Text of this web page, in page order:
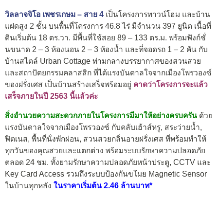
วิลลาจจิโอ เพชรเกษม – สาย 4 เป็นโครงการทาวน์โฮม และบ้าน
แฝดสูง 2 ชั้น บนพื้นที่โครงการ 46.8 ไร่ มีจำนวน 397 ยูนิต เนื้อที่
ดินเริ่มต้น 18 ตร.วา. มีพื้นที่ใช้สอย 89 – 133 ตร.ม. พร้อมฟังก์ชั่
นขนาด 2 – 3 ห้องนอน 2 – 3 ห้องน้ำ และที่จอดรถ 1 – 2 คัน กับ
บ้านสไตล์ Urban Cottage ท่ามกลางบรรยากาศของสวนสวย
และสถาปัตยกรรมคลาสสิก ที่ได้แรงบันดาลใจจากเมืองโพรวองซ์
ของฝรั่งเศส เป็นบ้านสร้างเสร็จพร้อมอยู่ คาดว่าโครงการจะแล้ว
เสร็จภายในปี 2563 นี้แล้วค่ะ
สิ่งอำนวยความสะดวกภายในโครงการมีมาให้อย่างครบครัน ด้วย
แรงบันดาลใจจากเมืองโพรวองซ์ กับคลับเฮ้าส์หรู, สระว่ายน้ำ,
ฟิตเนส, พื้นที่นั่งพักผ่อน, สวนสวยกลิ่นอายฝรั่งเศส ที่พร้อมทำให้
ทุกวันของคุณสวยและแตกต่าง พร้อมระบบรักษาความปลอดภัย
ตลอด 24 ชม. ทั้งยามรักษาความปลอดภัยหน้าประตู, CCTV และ
Key Card Access รวมถึงระบบป้องกันขโมย Magnetic Sensor
ในบ้านทุกหลัง ในราคาเริ่มต้น 2.46 ล้านบาท*